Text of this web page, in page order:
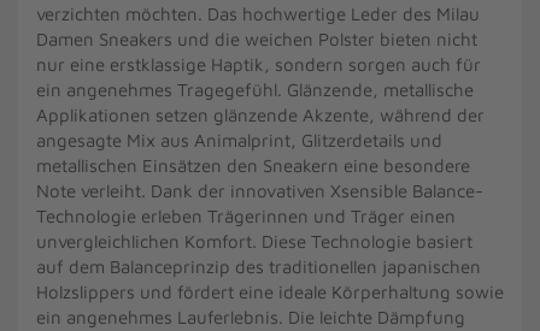
verzichten möchten. Das hochwertige Leder des Milau
Damen Sneakers und die weichen Polster bieten nicht
nur eine erstklassige Haptik, sondern sorgen auch für
ein angenehmes Tragegefühl. Glänzende, metallische
Applikationen setzen glänzende Akzente, während der
angesagte Mix aus Animalprint, Glitzerdetails und
metallischen Einsätzen den Sneakern eine besondere
Note verleiht. Dank der innovativen Xsensible Balance-
Technologie erleben Trägerinnen und Träger einen
unvergleichlichen Komfort. Diese Technologie basiert
auf dem Balanceprinzip des traditionellen japanischen
Holzslippers und fördert eine ideale Körperhaltung sowie
ein angenehmes Lauferlebnis. Die leichte Dämpfung